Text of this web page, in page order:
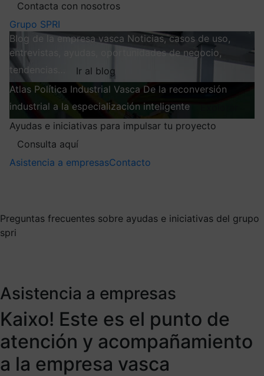
Contacta con nosotros
Grupo SPRI
Blog de la empresa vasca Noticias, casos de uso,
entrevistas, ayudas, oportunidades de negocio,
tendencias…
Ir al blog
Atlas Política Industrial Vasca De la reconversión
industrial a la especialización inteligente
Ayudas e iniciativas para impulsar tu proyecto
Consulta aquí
Asistencia a empresasContacto
Preguntas frecuentes sobre ayudas e iniciativas del grupo
spri
Asistencia a empresas
Kaixo! Este es el punto de
atención y acompañamiento
a la empresa vasca